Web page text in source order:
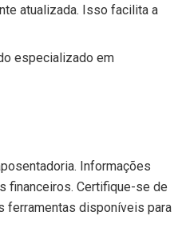
atualizada. Isso facilita a
especializado em
Informações
financeiros. Certifique-se de
ferramentas disponíveis para